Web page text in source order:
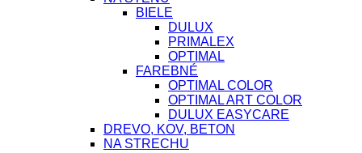
BIELE
DULUX
PRIMALEX
OPTIMAL
FAREBNÉ
OPTIMAL COLOR
OPTIMAL ART COLOR
DULUX EASYCARE
DREVO, KOV, BETON
NA STRECHU